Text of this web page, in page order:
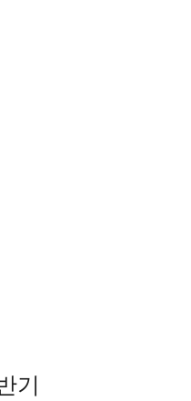
기